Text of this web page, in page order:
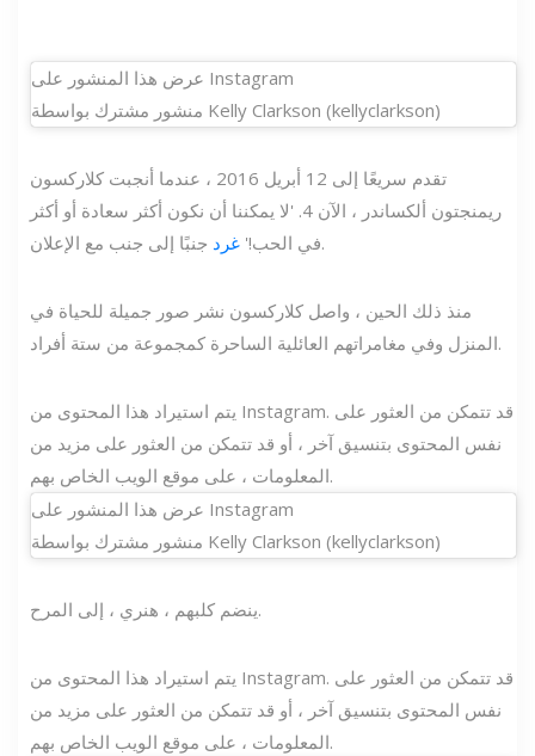
عرض هذا المنشور على Instagram
منشور مشترك بواسطة Kelly Clarkson (kellyclarkson)
تقدم سريعًا إلى 12 أبريل 2016 ، عندما أنجبت كلاركسون
ريمنجتون ألكساندر ، الآن 4. 'لا يمكننا أن نكون أكثر سعادة أو أكثر
في الحب!' غرد جنبًا إلى جنب مع الإعلان.
منذ ذلك الحين ، واصل كلاركسون نشر صور جميلة للحياة في
المنزل وفي مغامراتهم العائلية الساحرة كمجموعة من ستة أفراد.
يتم استيراد هذا المحتوى من Instagram. قد تتمكن من العثور على
نفس المحتوى بتنسيق آخر ، أو قد تتمكن من العثور على مزيد من
المعلومات ، على موقع الويب الخاص بهم.
عرض هذا المنشور على Instagram
منشور مشترك بواسطة Kelly Clarkson (kellyclarkson)
ينضم كلبهم ، هنري ، إلى المرح.
يتم استيراد هذا المحتوى من Instagram. قد تتمكن من العثور على
نفس المحتوى بتنسيق آخر ، أو قد تتمكن من العثور على مزيد من
المعلومات ، على موقع الويب الخاص بهم.